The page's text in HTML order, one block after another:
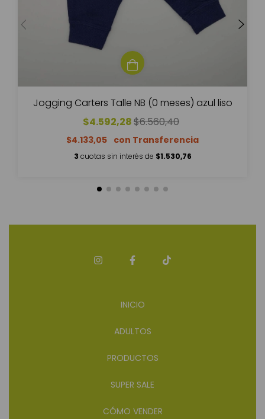
Jogging Carters Talle NB (0 meses) azul liso
$4.592,28$6.560,40
$4.133,05
3 cuotas sin interés de $1.530,76
INICIO
ADULTOS
PRODUCTOS
SUPER SALE
CÓMO VENDER